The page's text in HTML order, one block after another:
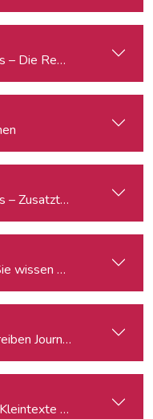
– Die
Zusatztermin
wissen müssen
Journalist:innen
einfach besser